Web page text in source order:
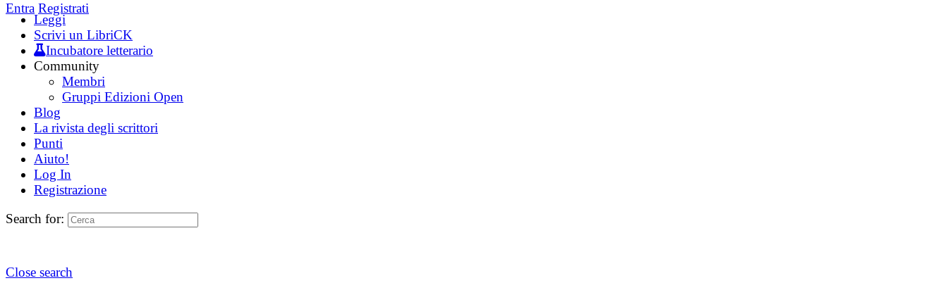
Entra Registrati
Leggi
Scrivi un LibriCK
Incubatore letterario
Community
Membri
Gruppi Edizioni Open
Blog
La rivista degli scrittori
Punti
Aiuto!
Log In
Registrazione
Search for:
Close search